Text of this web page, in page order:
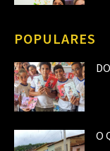
POPULARES
O